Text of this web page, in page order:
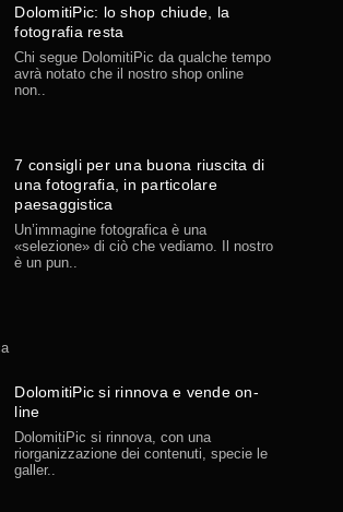
DolomitiPic: lo shop chiude, la
fotografia resta
Chi segue DolomitiPic da qualche tempo
avrà notato che il nostro shop online
non..
7 consigli per una buona riuscita di
una fotografia, in particolare
paesaggistica
Un’immagine fotografica è una
«selezione» di ciò che vediamo. Il nostro
è un pun..
DolomitiPic si rinnova e vende on-
line
DolomitiPic si rinnova, con una
riorganizzazione dei contenuti, specie le
galler..